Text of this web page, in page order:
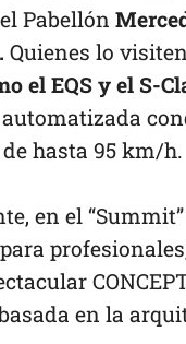
Pabellón
Quienes lo
el EQS y el S-
hasta 95 km/h.
en el
para
en la